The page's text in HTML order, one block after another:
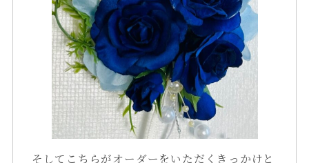
そしてこちらがオーダーをいただくきっかけと